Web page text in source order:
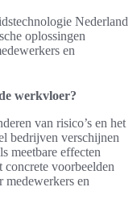
Nederland
oplossingen
en
werkvloer?
van risico’s en het
bedrijven verschijnen
meetbare effecten
voorbeelden
medewerkers en